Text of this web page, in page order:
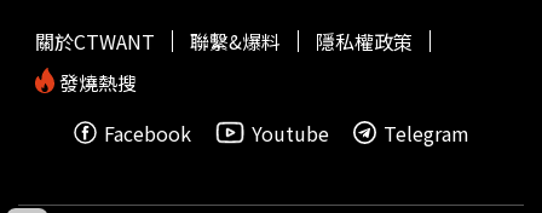
關於CTWANT 聯繫&爆料
隱私權政策
發燒熱搜
Facebook
Youtube Telegram